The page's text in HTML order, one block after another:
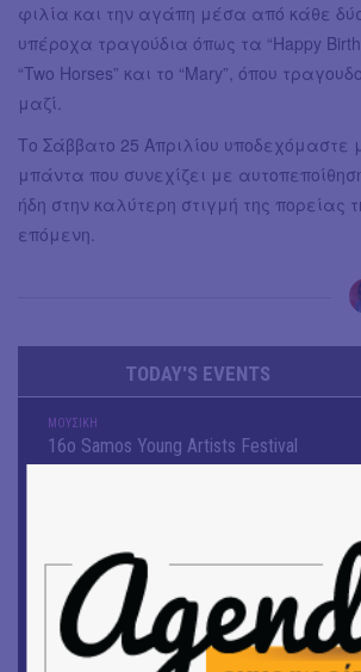
φιλία και την αγάπη μέσα από κάθε
υπέροχα τραγούδια όπως τα “Happy
“Two Horses” και το “Mary”, όπου
μαζί.
Το Σάββατο 25 Απριλίου υποδεχόμαστε
μπάντα που συνεχίζει με
ήδη στην καλύτερη στιγμή της πορείας
επόμενη.
TODAY'S EVENTS
ΜΟΥΣΙΚΗ
16o Samos Young Artists Festival
ΘΕΑΤΡΟ / ΧΟΡΟΣ
«ΑΗ ΛΑΟΣ» | Ένα σκηνικό ρέκβιεμ για
λαού